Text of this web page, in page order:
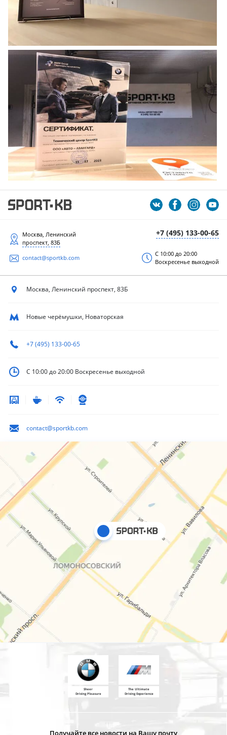
+7 (495) 133-00-65
Москва, Ленинский
проспект, 83Б
contact@sportkb.com
С 10:00 до 20:00
Воскресенье выходной
Москва, Ленинский проспект, 83Б
Новые черёмушки, Новаторская
+7 (495) 133-00-65
С 10:00 до 20:00 Воскресенье выходной
contact@sportkb.com
Sheer
Driving Pleasure
The Ultimate
Driving Experience
Получайте все новости на Вашу почту